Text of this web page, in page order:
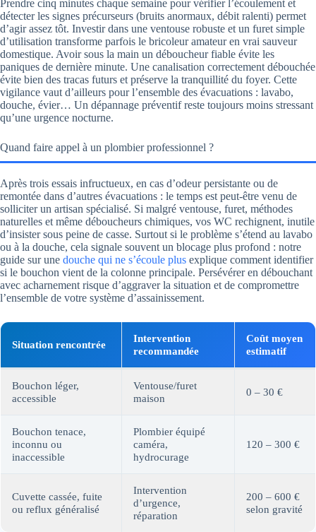
Prendre cinq minutes chaque semaine pour vérifier l’écoulement et
détecter les signes précurseurs (bruits anormaux, débit ralenti) permet
d’agir assez tôt. Investir dans une ventouse robuste et un furet simple
d’utilisation transforme parfois le bricoleur amateur en vrai sauveur
domestique. Avoir sous la main un déboucheur fiable évite les
paniques de dernière minute. Une canalisation correctement débouchée
évite bien des tracas futurs et préserve la tranquillité du foyer. Cette
vigilance vaut d’ailleurs pour l’ensemble des évacuations : lavabo,
douche, évier… Un dépannage préventif reste toujours moins stressant
qu’une urgence nocturne.
Quand faire appel à un plombier professionnel ?
Après trois essais infructueux, en cas d’odeur persistante ou de
remontée dans d’autres évacuations : le temps est peut-être venu de
solliciter un artisan spécialisé. Si malgré ventouse, furet, méthodes
naturelles et même déboucheurs chimiques, vos WC rechignent, inutile
d’insister sous peine de casse. Surtout si le problème s’étend au lavabo
ou à la douche, cela signale souvent un blocage plus profond : notre
guide sur une douche qui ne s’écoule plus explique comment identifier
si le bouchon vient de la colonne principale. Persévérer en débouchant
avec acharnement risque d’aggraver la situation et de compromettre
l’ensemble de votre système d’assainissement.
Situation rencontrée
Intervention
recommandée
Coût moyen
estimatif
Bouchon léger,
accessible
Ventouse/furet
maison
0 – 30 €
Bouchon tenace,
inconnu ou
inaccessible
Plombier équipé
caméra,
hydrocurage
120 – 300 €
Cuvette cassée, fuite
ou reflux généralisé
Intervention
d’urgence,
réparation
200 – 600 €
selon gravité